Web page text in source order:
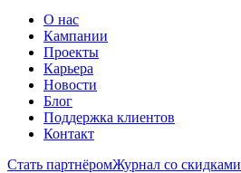
О нас
Кампании
Проекты
Карьера
Новости
Блог
Поддержка клиентов
Контакт
Стать партнёромЖурнал со скидками